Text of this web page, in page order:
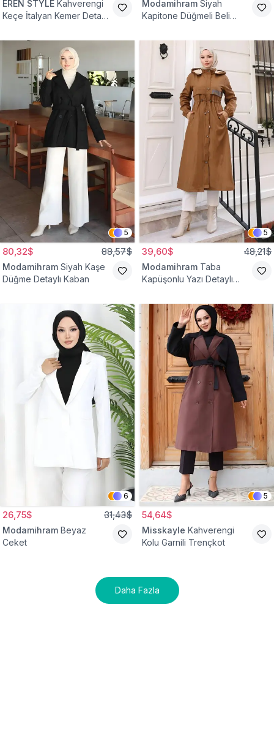
EREN STYLE Kahverengi
Keçe İtalyan Kemer Detaylı
Modamihram Siyah
Kapitone Düğmeli Beli
5
80,32$ 88,57$
Modamihram Siyah Kaşe
Düğme Detaylı Kaban
5
39,60$ 48,21$
Modamihram Taba
Kapüşonlu Yazı Detaylı
6
26,75$ 31,43$
Modamihram Beyaz
Ceket
5
54,64$
Misskayle Kahverengi
Kolu Garnili Trençkot
Daha Fazla